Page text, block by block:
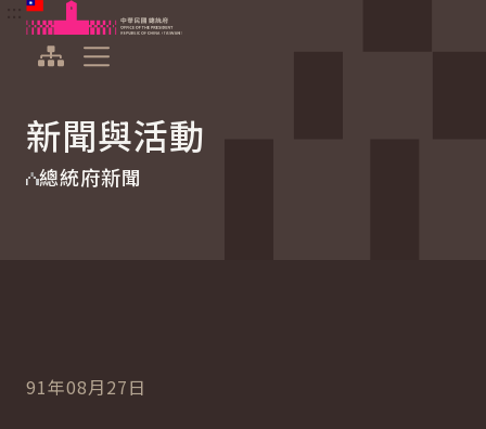
跳到主要內容
中華民國總統府
新聞與活動
總統府新聞
91年08月27日